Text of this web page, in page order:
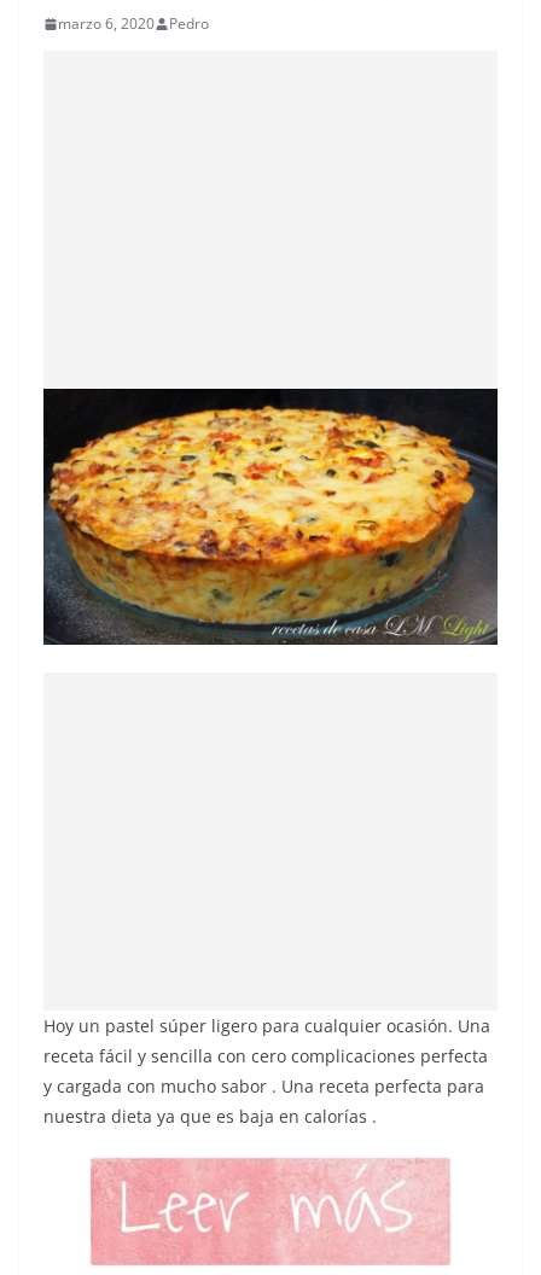
marzo 6, 2020 Pedro
Hoy un pastel súper ligero para cualquier ocasión. Una
receta fácil y sencilla con cero complicaciones perfecta
y cargada con mucho sabor . Una receta perfecta para
nuestra dieta ya que es baja en calorías .